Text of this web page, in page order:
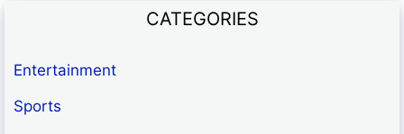
CATEGORIES
Entertainment
Sports